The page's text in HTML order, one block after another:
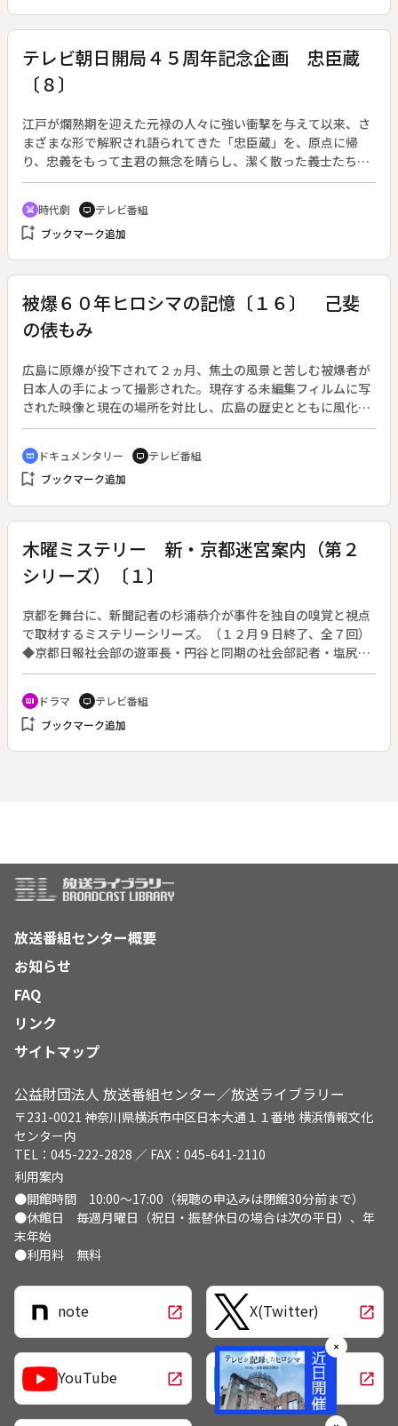
テレビ朝日開局４５周年記念企画 忠臣蔵
〔８〕
江戸が爛熟期を迎えた元禄の人々に強い衝撃を与えて以来、さ
まざまな形で解釈され語られてきた「忠臣蔵」を、原点に帰
り、忠義をもって主君の無念を晴らし、潔く散った義士たちの
物語として描く。テレビ朝日開局４５周年記念企画。（１０月
１８日～１２月１３日、全９回）◆内蔵介は討ち入りを決め、
江戸の天野屋に潜伏。同志たちは手を尽くして吉良への内偵を
進める。岡野金右衛門は改築を請け負った大工の棟梁の娘から
介が在宅すると聞いてその日に討ち入りを決め、それぞれが覚
悟を固めるが、茶事が十四日に日延べとなったため討ち入りも
日延べ。奇しくも内匠頭の祥月命日と決まった。
swords 時代劇 tv テレビ番組
bookmark_add ブックマーク追加
被爆６０年ヒロシマの記憶〔１６〕 己斐
の俵もみ
広島に原爆が投下されて２ヵ月、焦土の風景と苦しむ被爆者が
日本人の手によって撮影された。現存する未編集フィルムに写
された映像と現在の場所を対比し、広島の歴史とともに風化し
つつある被爆の実相を伝える。
cinematic_blur ドキュメンタリー tv テレビ番組
bookmark_add ブックマーク追加
木曜ミステリー 新・京都迷宮案内（第２
シリーズ）〔１〕
京都を舞台に、新聞記者の杉浦恭介が事件を独自の嗅覚と視点
で取材するミステリーシリーズ。（１２月９日終了、全７回）
◆京都日報社会部の遊軍長・円谷と同期の社会部記者・塩尻が
傷害致死容疑で京都地検に送られるという騒ぎが起きた。塩尻
は歩道橋の上で瀬川という男と揉み合いになり、瀬川は階段か
ら転落死したのだった。塩尻は瀬川にはまるで心当たりがな
く、正当防衛を主張した。
recent_actors ドラマ tv テレビ番組
bookmark_add ブックマーク追加
放送番組センター概要
お知らせ
FAQ
リンク
サイトマップ
公益財団法人 放送番組センター／放送ライブラリー
〒231-0021 神奈川県横浜市中区日本大通１１番地 横浜情報文化
センター内
TEL：045-222-2828 ／ FAX：045-641-2110
利用案内
●開館時間 10:00～17:00（視聴の申込みは閉館30分前まで）
●休館日 毎週月曜日（祝日・振替休日の場合は次の平日）、年
末年始
●利用料 無料
note open_in_new X(Twitter) open_in_new
YouTube open_in_new LINE open_in_new
✕